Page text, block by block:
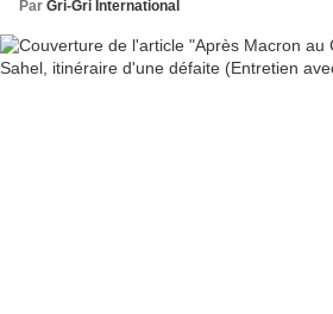
Par Gri-Gri International